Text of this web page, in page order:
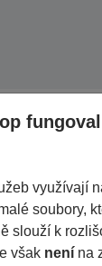
využívají
soubory,
slouží k
však není na